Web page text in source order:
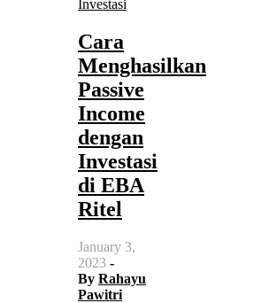
Investasi
Cara
Menghasilkan
Passive
Income
dengan
Investasi
di EBA
Ritel
January 3,
2023 -
By Rahayu
Pawitri